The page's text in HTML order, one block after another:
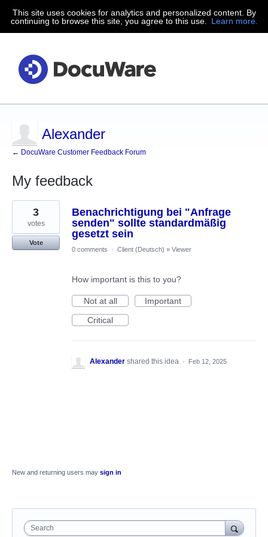
This site uses cookies for analytics and personalized content. By
continuing to browse this site, you agree to this use.
Learn more.
Alexander
← DocuWare Customer Feedback Forum
My feedback
1
found
Benachrichtigung bei "Anfrage
senden" sollte standardmäßig
gesetzt sein
3
votes
Vote
0 comments
· Client (Deutsch) » Viewer
How important is this to you?
Not at all
Important
Critical
Alexander shared this idea · Feb 12, 2025
New and returning users may sign in
Search